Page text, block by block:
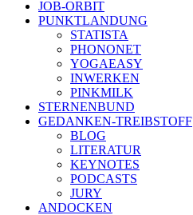
JOB-ORBIT
PUNKTLANDUNG
STATISTA
PHONONET
YOGAEASY
INWERKEN
PINKMILK
STERNENBUND
GEDANKEN-TREIBSTOFF
BLOG
LITERATUR
KEYNOTES
PODCASTS
JURY
ANDOCKEN